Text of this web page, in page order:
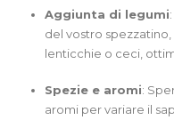
Aggiunta di legumi
del vostro
lenticchie o ceci,
Spezie e aromi:
aromi per variare il